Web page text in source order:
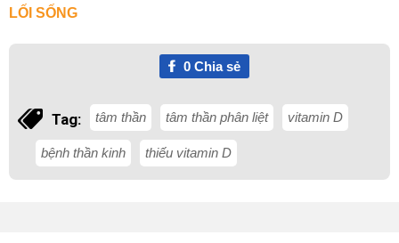
LỐI SỐNG
0Chia sẻ
Tag: tâm thần tâm thần phân liệt vitamin D
bệnh thần kinh thiếu vitamin D